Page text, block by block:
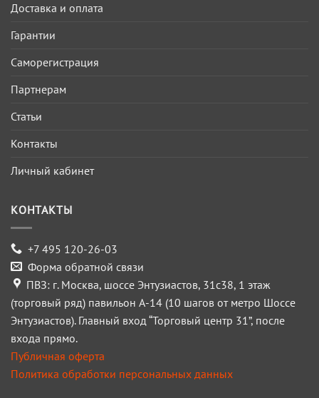
Доставка и оплата
Гарантии
Саморегистрация
Партнерам
Статьи
Контакты
Личный кабинет
КОНТАКТЫ
+7 495 120-26-03
Форма обратной связи
ПВЗ: г. Москва, шоссе Энтузиастов, 31с38, 1 этаж
(торговый ряд) павильон А-14 (10 шагов от метро Шоссе
Энтузиастов). Главный вход “Торговый центр 31”, после
входа прямо.
Публичная оферта
Политика обработки персональных данных